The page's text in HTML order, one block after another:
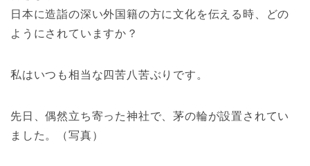
日本に造詣の深い外国籍の方に文化を伝える時、どの
ようにされていますか？
私はいつも相当な四苦八苦ぶりです。
先日、偶然立ち寄った神社で、茅の輪が設置されてい
ました。（写真）